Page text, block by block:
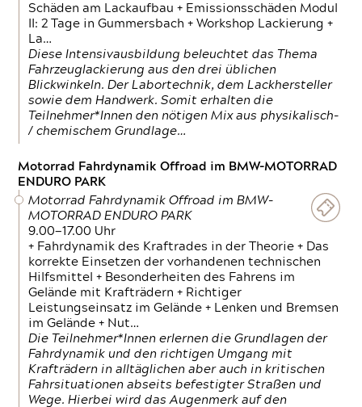
Schäden am Lackaufbau + Emissionsschäden Modul
II: 2 Tage in Gummersbach + Workshop Lackierung +
La…
Diese Intensivausbildung beleuchtet das Thema
Fahrzeuglackierung aus den drei üblichen
Blickwinkeln. Der Labortechnik, dem Lackhersteller
sowie dem Handwerk. Somit erhalten die
Teilnehmer*Innen den nötigen Mix aus physikalisch-
/ chemischem Grundlage…
Motorrad Fahrdynamik Offroad im BMW-MOTORRAD
ENDURO PARK
Motorrad Fahrdynamik Offroad im BMW-
MOTORRAD ENDURO PARK
9.00—17.00 Uhr
+ Fahrdynamik des Kraftrades in der Theorie + Das
korrekte Einsetzen der vorhandenen technischen
Hilfsmittel + Besonderheiten des Fahrens im
Gelände mit Krafträdern + Richtiger
Leistungseinsatz im Gelände + Lenken und Bremsen
im Gelände + Nut…
Die Teilnehmer*Innen erlernen die Grundlagen der
Fahrdynamik und den richtigen Umgang mit
Krafträdern in alltäglichen aber auch in kritischen
Fahrsituationen abseits befestigter Straßen und
Wege. Hierbei wird das Augenmerk auf den